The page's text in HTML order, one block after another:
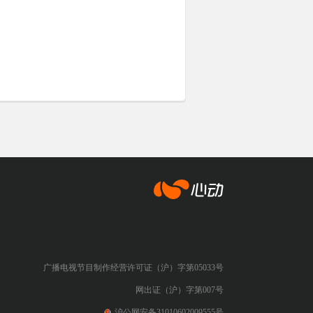
广播电视节目制作经营许可证（沪）字第05033号
网出证（沪）字第007号
心动网络